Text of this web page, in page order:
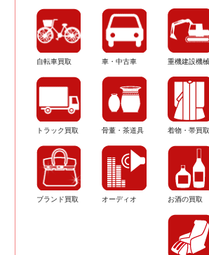
自転車買取 車・中古車 重機建設機械
トラック買取 骨董・茶道具 着物・帯買取
ブランド買取 オーディオ お酒の買取